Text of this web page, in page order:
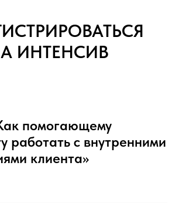
ИНТЕНСИВ
помогающему
работать с внутренними
клиента»